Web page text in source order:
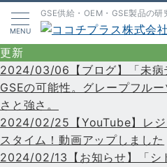
MENU
GSE供給・OEM・GSE製品の研
更新
2024/03/06【ブログ】「未病
GSEの可能性。グレープフル
さと強さ。
2024/02/25【YouTube】レジ
スタイム！動画アップしました
2024/02/13【お知らせ】「シ